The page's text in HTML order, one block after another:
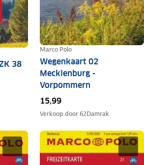
38
Marco Polo
Wegenkaart 02
Mecklenburg -
Vorpommern
15,99
Verkoop door 62Damrak